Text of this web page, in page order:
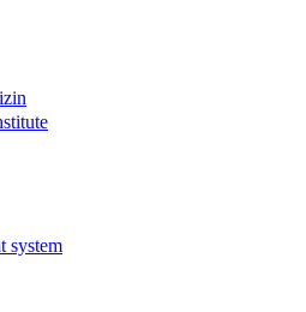
system